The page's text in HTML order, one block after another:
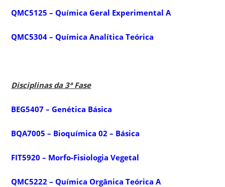
QMC5125 – Química Geral Experimental A
QMC5304 – Química Analítica Teórica
Disciplinas da 3ª Fase
BEG5407 – Genética Básica
BQA7005 – Bioquímica 02 – Básica
FIT5920 – Morfo-Fisiologia Vegetal
QMC5222 – Química Orgânica Teórica A